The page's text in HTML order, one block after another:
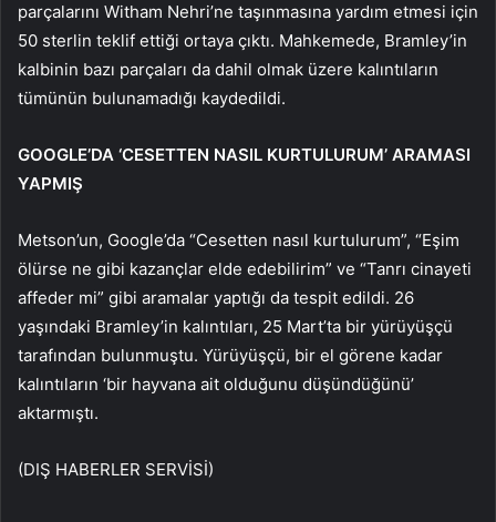
parçalarını Witham Nehri’ne taşınmasına yardım etmesi için
50 sterlin teklif ettiği ortaya çıktı. Mahkemede, Bramley’in
kalbinin bazı parçaları da dahil olmak üzere kalıntıların
tümünün bulunamadığı kaydedildi.
GOOGLE’DA ‘CESETTEN NASIL KURTULURUM’ ARAMASI
YAPMIŞ
Metson’un, Google’da “Cesetten nasıl kurtulurum”, “Eşim
ölürse ne gibi kazançlar elde edebilirim” ve “Tanrı cinayeti
affeder mi” gibi aramalar yaptığı da tespit edildi. 26
yaşındaki Bramley’in kalıntıları, 25 Mart’ta bir yürüyüşçü
tarafından bulunmuştu. Yürüyüşçü, bir el görene kadar
kalıntıların ‘bir hayvana ait olduğunu düşündüğünü’
aktarmıştı.
(DIŞ HABERLER SERVİSİ)